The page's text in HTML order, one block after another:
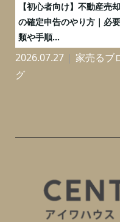
【初心者向け】不動産売
の確定申告のやり方｜必
類や手順...
2026.07.27
家売るブ
グ